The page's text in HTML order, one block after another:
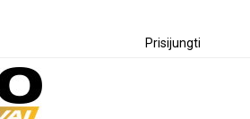
Prisijungti